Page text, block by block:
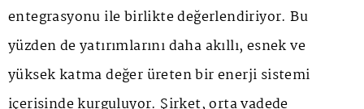
entegrasyonu ile birlikte değerlendiriyor. Bu
yüzden de yatırımlarını daha akıllı, esnek ve
yüksek katma değer üreten bir enerji sistemi
içerisinde kurguluyor. Şirket, orta vadede